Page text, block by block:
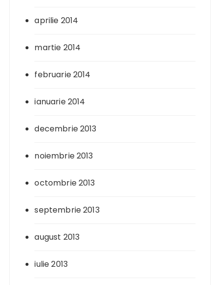
aprilie 2014
martie 2014
februarie 2014
ianuarie 2014
decembrie 2013
noiembrie 2013
octombrie 2013
septembrie 2013
august 2013
iulie 2013